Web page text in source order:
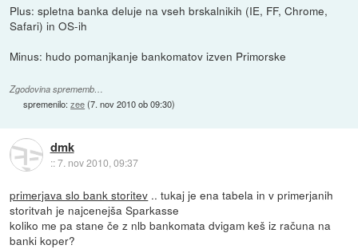
Plus: spletna banka deluje na vseh brskalnikih (IE, FF, Chrome,
Safari) in OS-ih
Minus: hudo pomanjkanje bankomatov izven Primorske
Zgodovina sprememb…
spremenilo:zee(7. nov 2010 ob 09:30)
dmk
::7. nov 2010, 09:37
primerjava slo bank storitev .. tukaj je ena tabela in v primerjanih
storitvah je najcenejša Sparkasse
koliko me pa stane če z nlb bankomata dvigam keš iz računa na
banki koper?